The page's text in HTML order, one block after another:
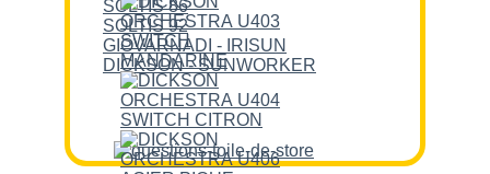
SOLTIS 86
SOLTIS 92
GIOVARNADI - IRISUN
DICKSON - SUNWORKER